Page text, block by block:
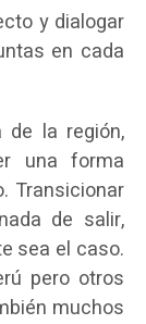
y dialogar
en cada
de la región,
una forma
Transicionar
de salir,
sea el caso.
pero otros
muchos